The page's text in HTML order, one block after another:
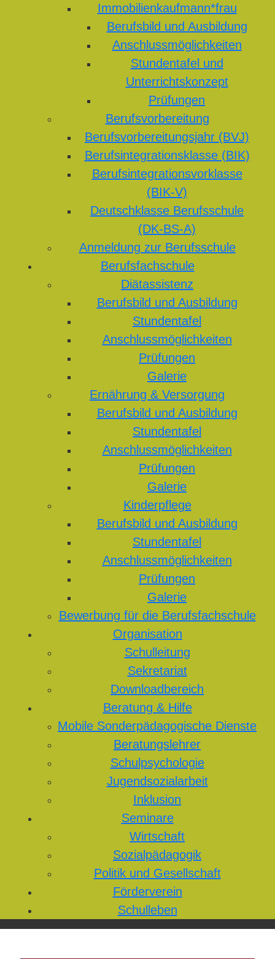
Immobilienkaufmann*frau
Berufsbild und Ausbildung
Anschlussmöglichkeiten
Stundentafel und
Unterrichtskonzept
Prüfungen
Berufsvorbereitung
Berufsvorbereitungsjahr (BVJ)
Berufsintegrationsklasse (BIK)
Berufsintegrationsvorklasse
(BIK-V)
Deutschklasse Berufsschule
(DK-BS-A)
Anmeldung zur Berufsschule
Berufsfachschule
Diätassistenz
Berufsbild und Ausbildung
Stundentafel
Anschlussmöglichkeiten
Prüfungen
Galerie
Ernährung & Versorgung
Berufsbild und Ausbildung
Stundentafel
Anschlussmöglichkeiten
Prüfungen
Galerie
Kinderpflege
Berufsbild und Ausbildung
Stundentafel
Anschlussmöglichkeiten
Prüfungen
Galerie
Bewerbung für die Berufsfachschule
Organisation
Schulleitung
Sekretariat
Downloadbereich
Beratung & Hilfe
Mobile Sonderpädagogische Dienste
Beratungslehrer
Schulpsychologie
Jugendsozialarbeit
Inklusion
Seminare
Wirtschaft
Sozialpädagogik
Politik und Gesellschaft
Förderverein
Schulleben